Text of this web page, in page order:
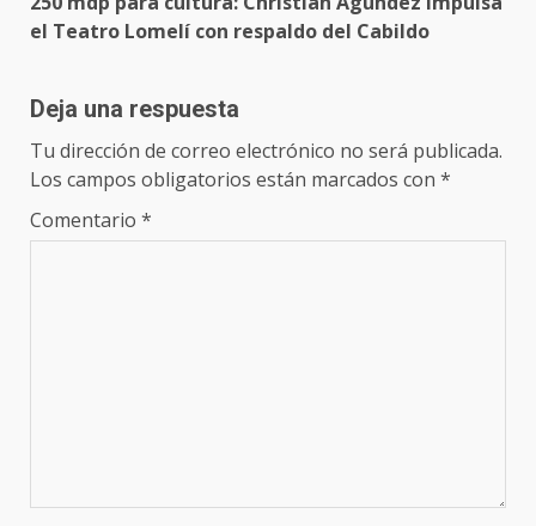
navigation
el Teatro Lomelí con respaldo del Cabildo
Deja una respuesta
Tu dirección de correo electrónico no será publicada.
Los campos obligatorios están marcados con *
Comentario *